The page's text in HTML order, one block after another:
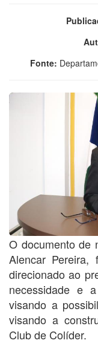
Fonte:
O documento de
Alencar Pereira,
direcionado ao
necessidade e
visando a
visando a
Club de Colíder.